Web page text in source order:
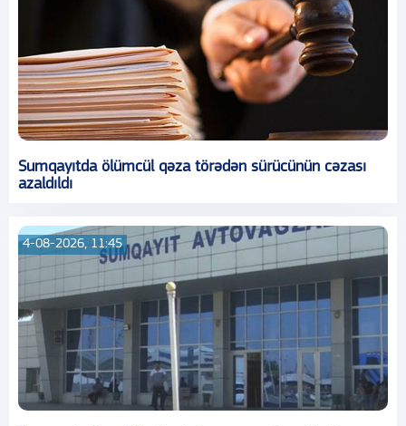
Sumqayıtda ölümcül qəza törədən sürücünün cəzası
azaldıldı
4-08-2026, 11:45